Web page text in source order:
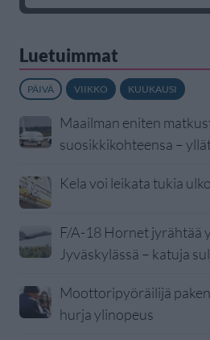
Luetuimmat
PÄIVÄ VIIKKO KUUKAUSI
Maailman eniten
suosikkikohteensa –
Kela voi leikata tukia
F/A-18 Hornet jyrähtää
Jyväskylässä – katuja
Moottoripyöräilijä
hurja ylinopeus